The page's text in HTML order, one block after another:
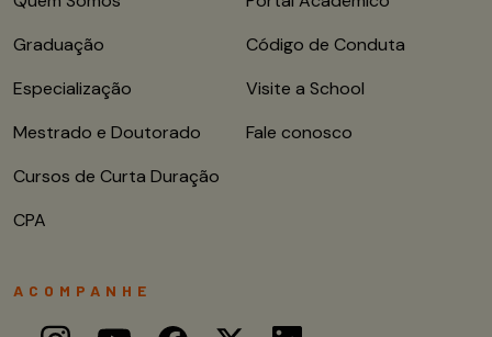
Graduação
Especialização
Mestrado e Doutorado
Cursos de Curta Duração
CPA
Código de Conduta
Visite a School
Fale conosco
ACOMPANHE